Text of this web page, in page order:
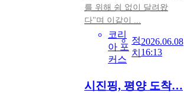
를 위해 쉼 없이 달려왔
다"며 이같이 ...
코리
아 포
커스
정
치
2026.06.08
16:13
시진핑, 평양 도착…